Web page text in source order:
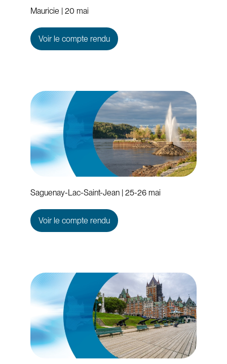
Mauricie | 20 mai
Voir le compte rendu
Saguenay-Lac-Saint-Jean | 25-26 mai
Voir le compte rendu